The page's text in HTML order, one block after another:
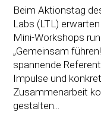
Beim Aktionstag
Labs (LTL)
Mini-Workshops
„Gemeinsam
spannende
Impulse und
Zusammenarbeit
gestalten...